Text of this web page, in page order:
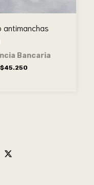
antimanchas
Bancaria
$45.250